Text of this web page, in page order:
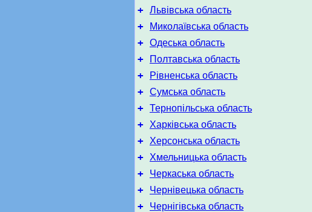
+ Львівська область
+ Миколаївська область
+ Одеська область
+ Полтавська область
+ Рівненська область
+ Сумська область
+ Тернопільська область
+ Харківська область
+ Херсонська область
+ Хмельницька область
+ Черкаська область
+ Чернівецька область
+ Чернігівська область